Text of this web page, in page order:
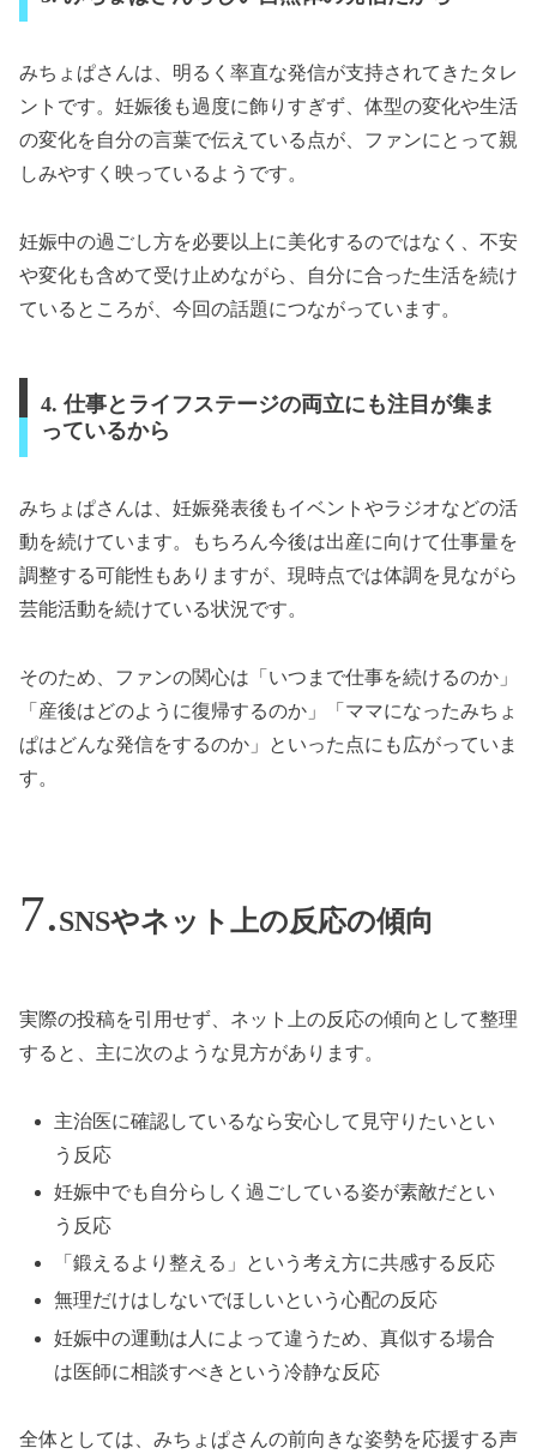
みちょぱさんは、明るく率直な発信が支持されてきたタレ
ントです。妊娠後も過度に飾りすぎず、体型の変化や生活
の変化を自分の言葉で伝えている点が、ファンにとって親
しみやすく映っているようです。
妊娠中の過ごし方を必要以上に美化するのではなく、不安
や変化も含めて受け止めながら、自分に合った生活を続け
ているところが、今回の話題につながっています。
4. 仕事とライフステージの両立にも注目が集ま
っているから
みちょぱさんは、妊娠発表後もイベントやラジオなどの活
動を続けています。もちろん今後は出産に向けて仕事量を
調整する可能性もありますが、現時点では体調を見ながら
芸能活動を続けている状況です。
そのため、ファンの関心は「いつまで仕事を続けるのか」
「産後はどのように復帰するのか」「ママになったみちょ
ぱはどんな発信をするのか」といった点にも広がっていま
す。
SNSやネット上の反応の傾向
実際の投稿を引用せず、ネット上の反応の傾向として整理
すると、主に次のような見方があります。
主治医に確認しているなら安心して見守りたいとい
う反応
妊娠中でも自分らしく過ごしている姿が素敵だとい
う反応
「鍛えるより整える」という考え方に共感する反応
無理だけはしないでほしいという心配の反応
妊娠中の運動は人によって違うため、真似する場合
は医師に相談すべきという冷静な反応
全体としては、みちょぱさんの前向きな姿勢を応援する声